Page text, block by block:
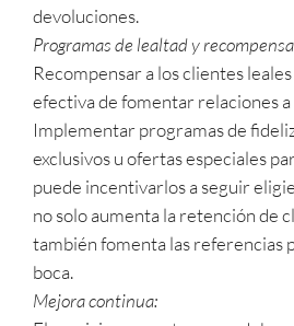
devoluciones.
Programas de lealtad y
Recompensar a los clientes
efectiva de fomentar relaciones a
Implementar programas de
exclusivos u ofertas especiales
puede incentivarlos a seguir
no solo aumenta la retención de
también fomenta las referencias
boca.
Mejora continua: